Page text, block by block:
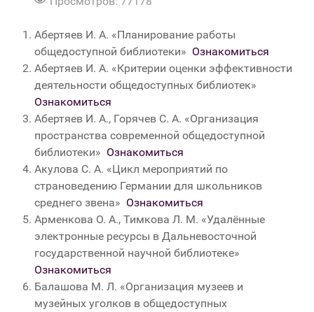
Абертяев И. А. «Планирование работы
общедоступной библиотеки» Ознакомиться
Абертяев И. А. «Критерии оценки эффективности
деятельности общедоступных библиотек»
Ознакомиться
Абертяев И. А., Горячев С. А. «Организация
пространства современной общедоступной
библиотеки» Ознакомиться
Акулова С. А. «Цикл мероприятий по
страноведению Германии для школьников
среднего звена» Ознакомиться
Арменкова О. А., Тимкова Л. М. «Удалённые
электронные ресурсы в Дальневосточной
государственной научной библиотеке»
Ознакомиться
Балашова М. Л. «Организация музеев и
музейных уголков в общедоступных